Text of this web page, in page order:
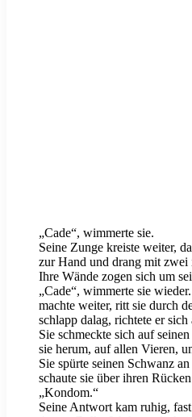
„Cade“, wimmerte sie.
Seine Zunge kreiste weiter,
zur Hand und drang mit zwei
Ihre Wände zogen sich um
„Cade“, wimmerte sie
machte weiter, ritt sie durch
schlapp dalag, richtete er
Sie schmeckte sich auf
sie herum, auf allen Vieren,
Sie spürte seinen Schwanz
schaute sie über ihren
„Kondom.“
Seine Antwort kam ruhig,